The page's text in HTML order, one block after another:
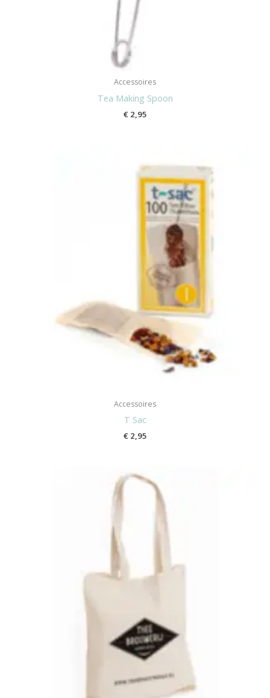
Accessoires
Tea Making Spoon
€ 2,95
Accessoires
T Sac
€ 2,95